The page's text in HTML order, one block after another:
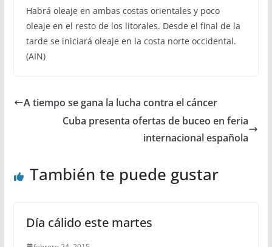
Habrá oleaje en ambas costas orientales y poco
oleaje en el resto de los litorales. Desde el final de la
tarde se iniciará oleaje en la costa norte occidental.
(AIN)
A tiempo se gana la lucha contra el cáncer
Cuba presenta ofertas de buceo en feria
internacional española
También te puede gustar
Día cálido este martes